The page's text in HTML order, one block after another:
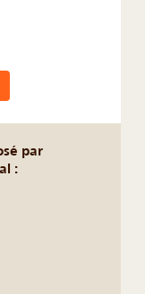
par
: